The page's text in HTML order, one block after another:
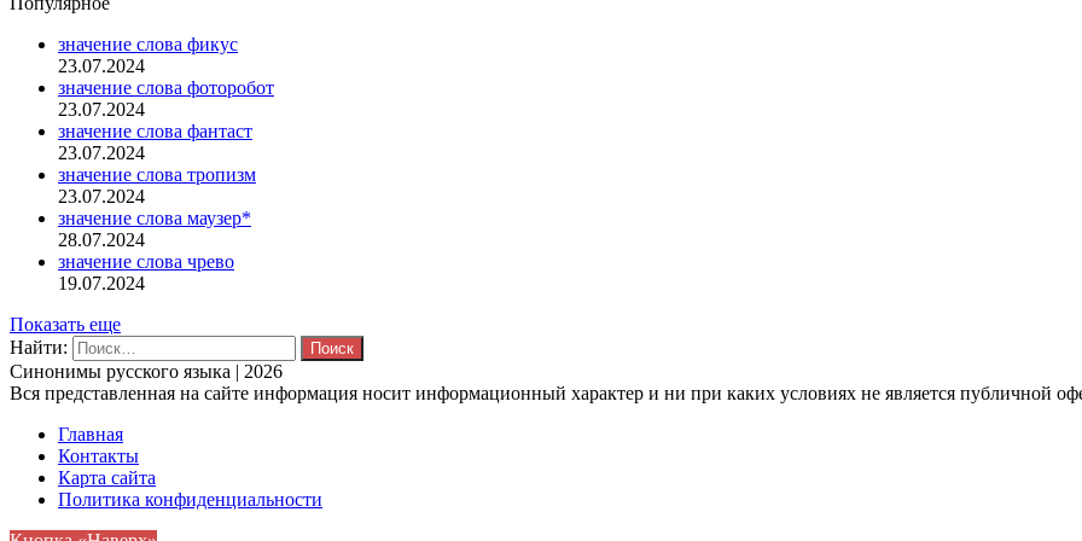
значение слова фикус
23.07.2024
значение слова фоторобот
23.07.2024
значение слова фантаст
23.07.2024
значение слова тропизм
23.07.2024
значение слова маузер*
28.07.2024
значение слова чрево
19.07.2024
Показать еще
Найти:
Синонимы русского языка | 2026
Вся представленная на сайте информация носит информационный характер и ни при каких условиях не является публичной
Главная
Контакты
Карта сайта
Политика конфиденциальности